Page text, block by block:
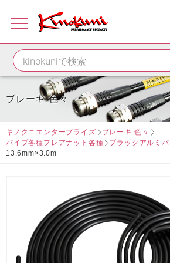
ブレーキ 色々
キノクニエンタープライズ
ブレーキ 色々
パイプ各種フレアナット各種
ブラックアルミ
13.6mm×3.0m